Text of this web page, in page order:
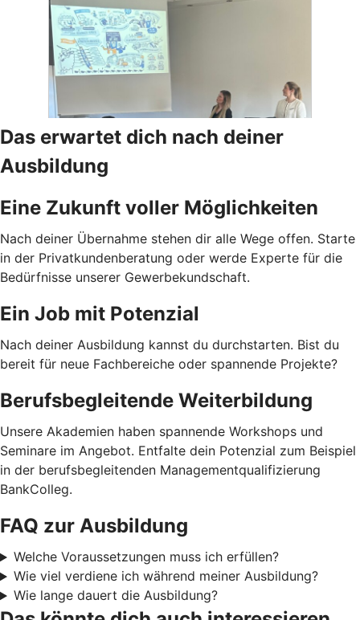
Das erwartet dich nach deiner
Ausbildung
Eine Zukunft voller Möglichkeiten
Nach deiner Übernahme stehen dir alle Wege offen. Starte
in der Privatkundenberatung oder werde Experte für die
Bedürfnisse unserer Gewerbekundschaft.
Ein Job mit Potenzial
Nach deiner Ausbildung kannst du durchstarten. Bist du
bereit für neue Fachbereiche oder spannende Projekte?
Berufsbegleitende Weiterbildung
Unsere Akademien haben spannende Workshops und
Seminare im Angebot. Entfalte dein Potenzial zum Beispiel
in der berufsbegleitenden Managementqualifizierung
BankColleg.
FAQ zur Ausbildung
Welche Voraussetzungen muss ich erfüllen?
Wie viel verdiene ich während meiner Ausbildung?
Wie lange dauert die Ausbildung?